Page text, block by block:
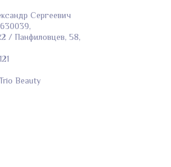
Сергеевич
/ Панфиловцев, 58,
Beauty